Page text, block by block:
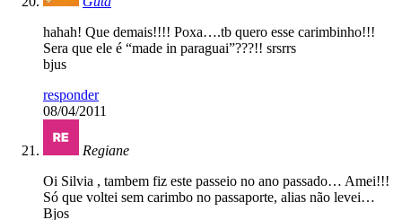
hahah! Que demais!!!! Poxa….tb quero esse carimbinho!!!
Sera que ele é “made in paraguai”???!! srsrrs
bjus
responder
08/04/2011
Regiane
Oi Silvia , tambem fiz este passeio no ano passado… Amei!!!
Só que voltei sem carimbo no passaporte, alias não levei…
Bjos